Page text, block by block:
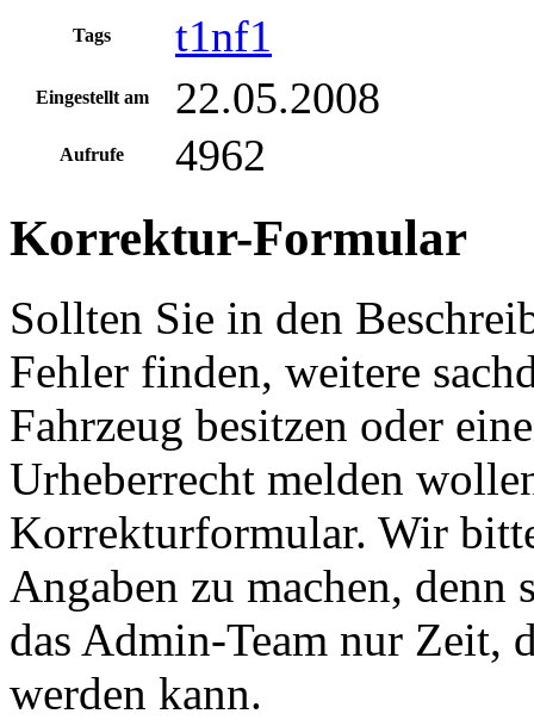
Tags t1nf1
Eingestellt am 22.05.2008
Aufrufe 4962
Korrektur-Formular
Sollten Sie in den
Fehler finden, weitere
Fahrzeug besitzen oder
Urheberrecht melden
Korrekturformular. Wir
Angaben zu machen,
das Admin-Team nur Zeit,
werden kann.